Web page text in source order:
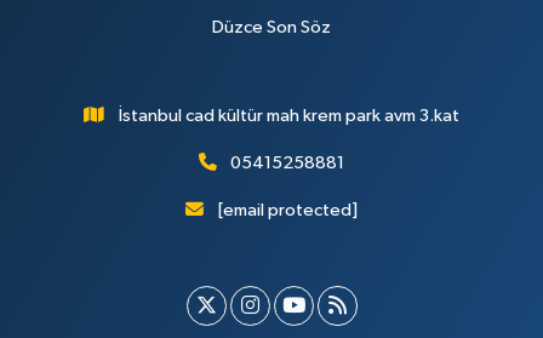
Düzce Son Söz
İstanbul cad kültür mah krem park avm 3.kat
05415258881
[email protected]